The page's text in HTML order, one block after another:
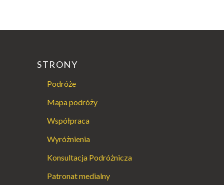
STRONY
Podróże
Mapa podróży
Współpraca
Wyróżnienia
Konsultacja Podróżnicza
Patronat medialny